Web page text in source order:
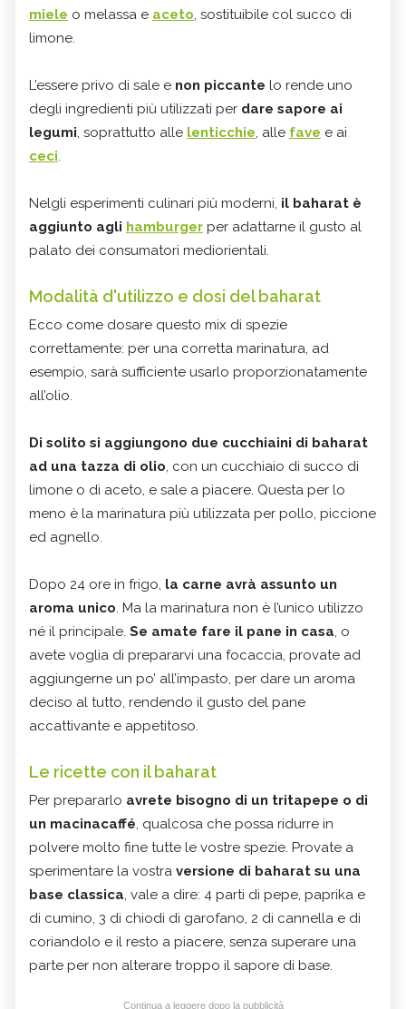
miele o melassa e aceto, sostituibile col succo di
limone.
L’essere privo di sale e non piccante lo rende uno
degli ingredienti più utilizzati per dare sapore ai
legumi, soprattutto alle lenticchie, alle fave e ai
ceci.
Nelgli esperimenti culinari più moderni, il baharat è
aggiunto agli hamburger per adattarne il gusto al
palato dei consumatori mediorientali.
Modalità d'utilizzo e dosi del baharat
Ecco come dosare questo mix di spezie
correttamente: per una corretta marinatura, ad
esempio, sarà sufficiente usarlo proporzionatamente
all’olio.
Di solito si aggiungono due cucchiaini di baharat
ad una tazza di olio, con un cucchiaio di succo di
limone o di aceto, e sale a piacere. Questa per lo
meno è la marinatura più utilizzata per pollo, piccione
ed agnello.
Dopo 24 ore in frigo, la carne avrà assunto un
aroma unico. Ma la marinatura non è l’unico utilizzo
né il principale. Se amate fare il pane in casa, o
avete voglia di prepararvi una focaccia, provate ad
aggiungerne un po’ all’impasto, per dare un aroma
deciso al tutto, rendendo il gusto del pane
accattivante e appetitoso.
Le ricette con il baharat
Per prepararlo avrete bisogno di un tritapepe o di
un macinacaffé, qualcosa che possa ridurre in
polvere molto fine tutte le vostre spezie. Provate a
sperimentare la vostra versione di baharat su una
base classica, vale a dire: 4 parti di pepe, paprika e
di cumino, 3 di chiodi di garofano, 2 di cannella e di
coriandolo e il resto a piacere, senza superare una
parte per non alterare troppo il sapore di base.
Continua a leggere dopo la pubblicità